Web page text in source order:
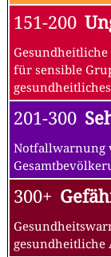
151-200
für sensible
201-300
Notfallwarnung
300+
gesundheitliche